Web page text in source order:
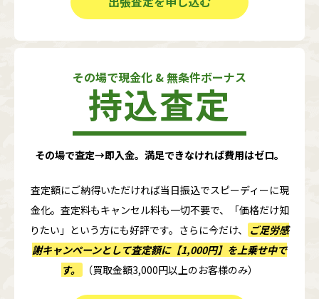
その場で現金化 & 無条件ボーナス
持込査定
その場で査定→即入金。満足できなければ費用はゼロ。
査定額にご納得いただければ当日振込でスピーディーに現
金化。査定料もキャンセル料も一切不要で、「価格だけ知
りたい」という方にも好評です。さらに今だけ、
ご足労感
謝キャンペーンとして査定額に【1,000円】 を上乗せ中で
す。
（買取金額3,000円以上のお客様のみ）